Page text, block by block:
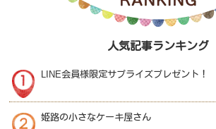
人気記事ランキング
LINE会員様限定サプライズプレゼント！
姫路の小さなケーキ屋さん